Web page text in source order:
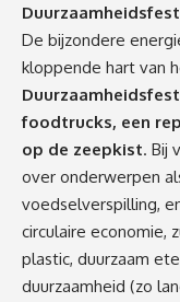
De bijzondere
kloppende hart van
foodtrucks, een
op de zeepkist. Bij
over onderwerpen
voedselverspilling,
circulaire economie,
plastic, duurzaam
duurzaamheid (zo